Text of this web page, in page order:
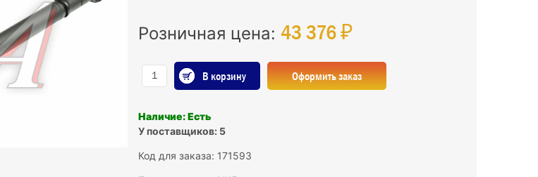
Розничная цена: 43 376 ₽
В корзину Оформить заказ
Наличие: Есть
У поставщиков: 5
Код для заказа: 171593